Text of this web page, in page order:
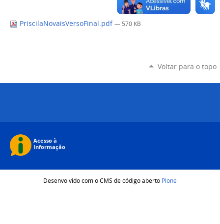
PriscilaNovaisVersoFinal.pdf — 570 KB
Voltar para o topo
Desenvolvido com o CMS de código aberto Plone